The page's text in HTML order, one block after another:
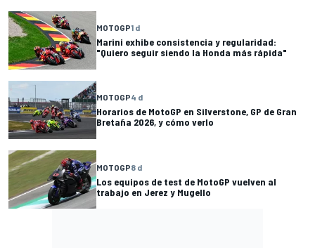
MOTOGP1 d
Marini exhibe consistencia y regularidad:
"Quiero seguir siendo la Honda más rápida"
MOTOGP4 d
Horarios de MotoGP en Silverstone, GP de Gran
Bretaña 2026, y cómo verlo
MOTOGP8 d
Los equipos de test de MotoGP vuelven al
trabajo en Jerez y Mugello